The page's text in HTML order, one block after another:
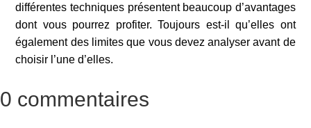
différentes techniques présentent beaucoup d’avantages
dont vous pourrez profiter. Toujours est-il qu’elles ont
également des limites que vous devez analyser avant de
choisir l’une d’elles.
0 commentaires